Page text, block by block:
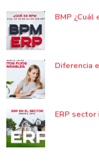
BMP ¿Cuál
Diferencia
ERP